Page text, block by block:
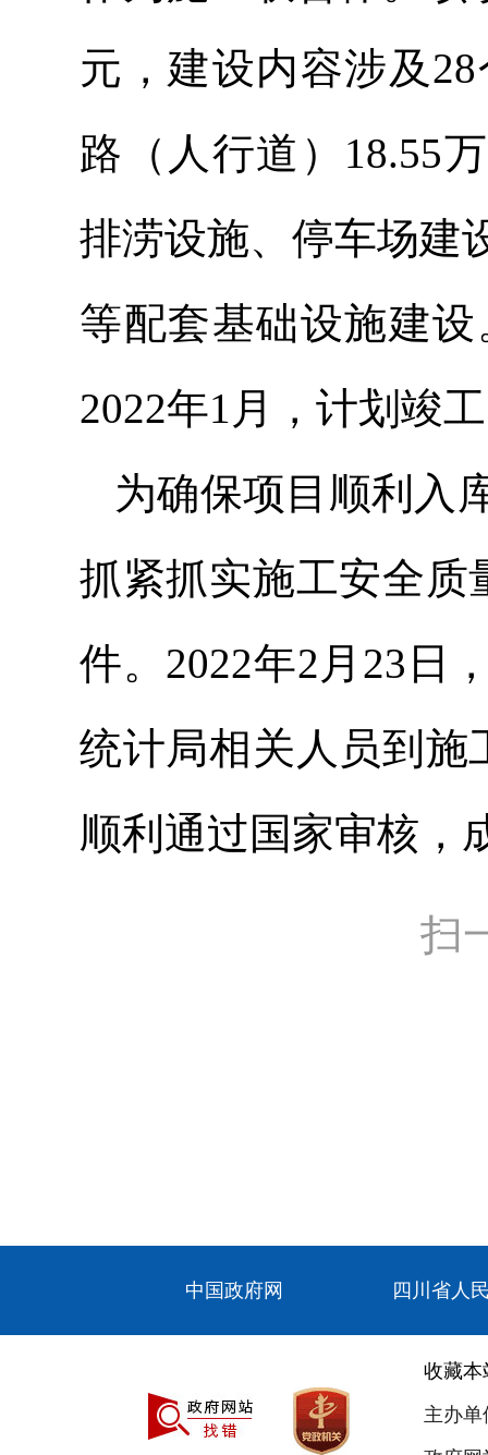
元，建设内容涉及
路（人行道）18.55
排涝设施、停车场建
等配套基础设施建
2022年1月，计划竣
为确保项目顺利入
抓紧抓实施工安全质
件。2022年2月23日
统计局相关人员到施
顺利通过国家审核，
扫
中国政府网 四川省人
收藏本
主办